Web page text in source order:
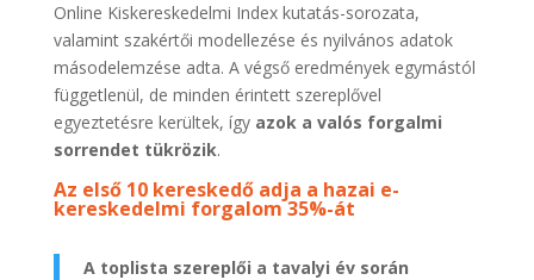
Online Kiskereskedelmi Index kutatás-sorozata,
valamint szakértői modellezése és nyilvános adatok
másodelemzése adta. A végső eredmények egymástól
függetlenül, de minden érintett szereplővel
egyeztetésre kerültek, így azok a valós forgalmi
sorrendet tükrözik.
Az első 10 kereskedő adja a hazai e-
kereskedelmi forgalom 35%-át
A toplista szereplői a tavalyi év során